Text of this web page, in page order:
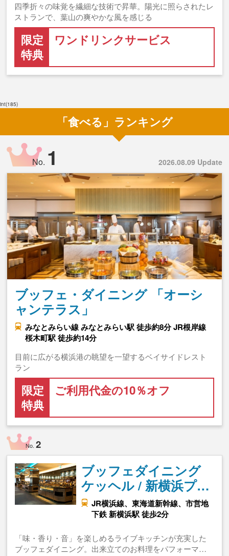
四季折々の味覚を繊細な技術で昇華。陽光に照らされたレ
ストランで、葉山の爽やかな風を感じる
限定
特典
ワンドリンクサービス
int(185)
「食べる」ランキング
2026.08.09 Update
No. 1
ブッフェ・ダイニング 「オーシ
ャンテラス」
みなとみらい線 みなとみらい駅 徒歩約8分 JR根岸線
桜木町駅 徒歩約14分
目前に広がる横浜港の眺望を一望するベイサイドレスト
ラン
限定
特典
ご利用代金の10％オフ
No.2
ブッフェダイニング
ケッヘル / 新横浜プ…
JR横浜線、東海道新幹線、市営地
下鉄 新横浜駅 徒歩2分
「味・香り・音」を楽しめるライブキッチンが充実した
ブッフェダイニング。出来立てのお料理をパフォーマ…